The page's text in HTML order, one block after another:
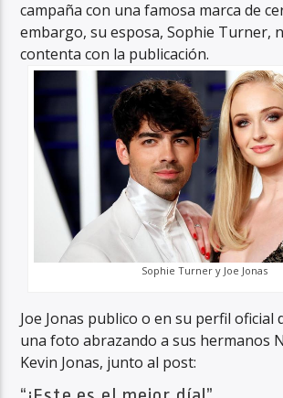
campaña con una famosa marca de
embargo, su esposa, Sophie Turner,
contenta con la publicación.
Sophie Turner y Joe Jonas
Joe Jonas publico o en su perfil oficial
una foto abrazando a sus hermanos
Kevin Jonas, junto al post: